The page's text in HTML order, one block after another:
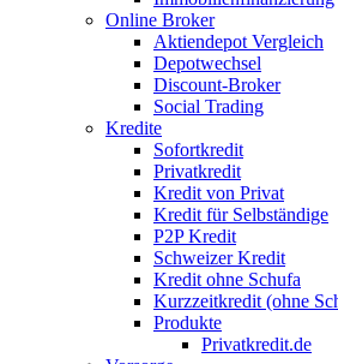
Online Broker
Aktiendepot Vergleich
Depotwechsel
Discount-Broker
Social Trading
Kredite
Sofortkredit
Privatkredit
Kredit von Privat
Kredit für Selbständige
P2P Kredit
Schweizer Kredit
Kredit ohne Schufa
Kurzzeitkredit (ohne
Produkte
Privatkredit.de